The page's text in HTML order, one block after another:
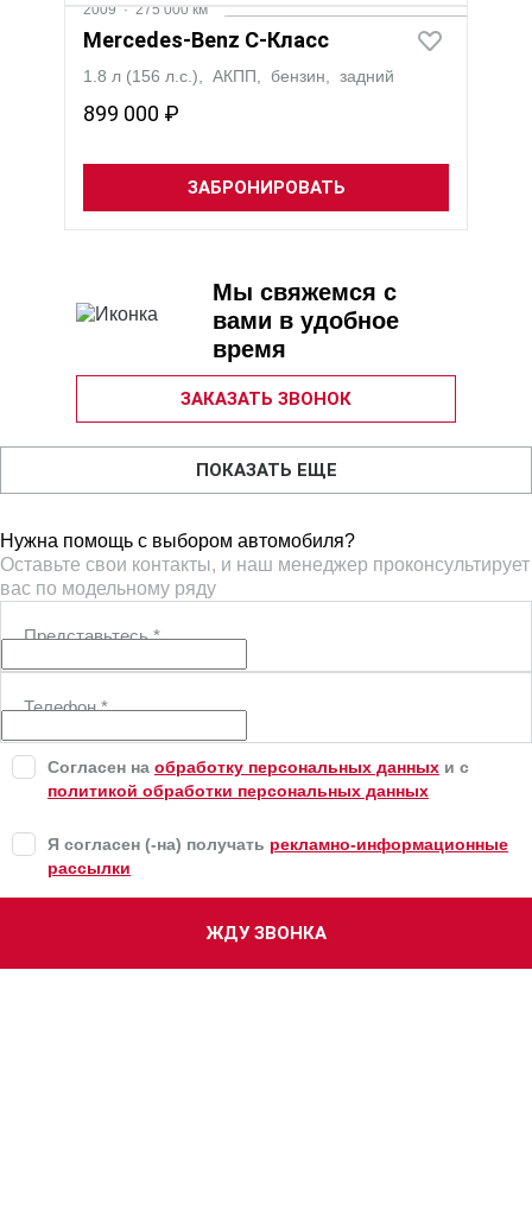
2009·275 000 км
Mercedes‑Benz C-Класс
1.8 л (156 л.с.), АКПП, бензин, задний
899 000 ₽
ЗАБРОНИРОВАТЬ
Мы свяжемся с
вами в удобное
время
ЗАКАЗАТЬ ЗВОНОК
ПОКАЗАТЬ ЕЩЕ
Нужна помощь с выбором автомобиля?
Оставьте свои контакты, и наш менеджер проконсультирует
вас по модельному ряду
Представьтесь*
Телефон*
Согласен на обработку персональных данных и c
политикой обработки персональных данных
Я согласен (-на) получать рекламно-информационные
рассылки
ЖДУ ЗВОНКА